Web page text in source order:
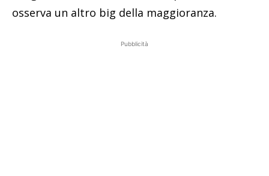
osserva un altro big della maggioranza.
Pubblicità